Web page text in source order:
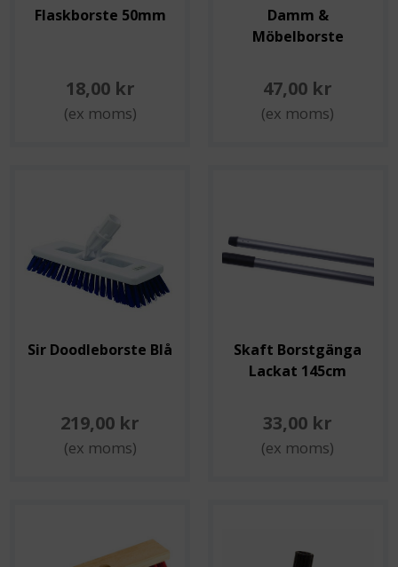
Flaskborste 50mm
18,00 kr
(ex moms)
Damm &
Möbelborste
47,00 kr
(ex moms)
Sir Doodleborste Blå
219,00 kr
(ex moms)
Skaft Borstgänga
Lackat 145cm
33,00 kr
(ex moms)